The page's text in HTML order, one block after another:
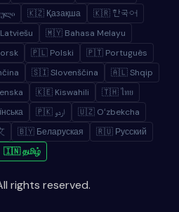
🇰🇿 Қазақша
🇰🇷 한국어
🇲🇾 Bahasa Melayu
🇵🇱 Polski
🇵🇹 Português
🇸🇮 Slovenščina
🇦🇱 Shqip
🇰🇪 Kiswahili
🇹🇭 ไทย
🇵🇰 اردو
🇺🇿 Oʻzbekcha
🇧🇾 Беларуская
🇷🇺 Русский
🇮🇳 தமிழ்
rights reserved.